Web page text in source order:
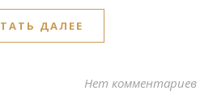
ДАЛЕЕ
Нет комментариев